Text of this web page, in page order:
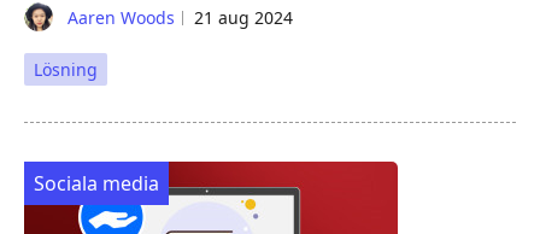
Aaren Woods 21 aug 2024
Lösning
Sociala media